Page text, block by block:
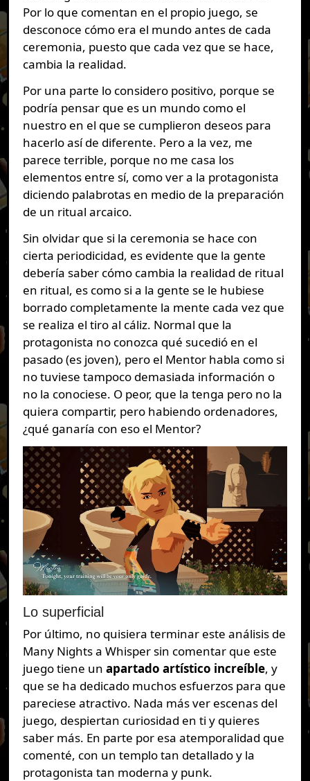
Por lo que comentan en el propio juego, se
desconoce cómo era el mundo antes de cada
ceremonia, puesto que cada vez que se hace,
cambia la realidad.
Por una parte lo considero positivo, porque se
podría pensar que es un mundo como el
nuestro en el que se cumplieron deseos para
hacerlo así de diferente. Pero a la vez, me
parece terrible, porque no me casa los
elementos entre sí, como ver a la protagonista
diciendo palabrotas en medio de la preparación
de un ritual arcaico.
Sin olvidar que si la ceremonia se hace con
cierta periodicidad, es evidente que la gente
debería saber cómo cambia la realidad de ritual
en ritual, es como si a la gente se le hubiese
borrado completamente la mente cada vez que
se realiza el tiro al cáliz. Normal que la
protagonista no conozca qué sucedió en el
pasado (es joven), pero el Mentor habla como si
no tuviese tampoco demasiada información o
no la conociese. O peor, que la tenga pero no la
quiera compartir, pero habiendo ordenadores,
¿qué ganaría con eso el Mentor?
Lo superficial
Por último, no quisiera terminar este análisis de
Many Nights a Whisper sin comentar que este
juego tiene un apartado artístico increíble, y
que se ha dedicado muchos esfuerzos para que
pareciese atractivo. Nada más ver escenas del
juego, despiertan curiosidad en ti y quieres
saber más. En parte por esa atemporalidad que
comenté, con un templo tan detallado y la
protagonista tan moderna y punk.